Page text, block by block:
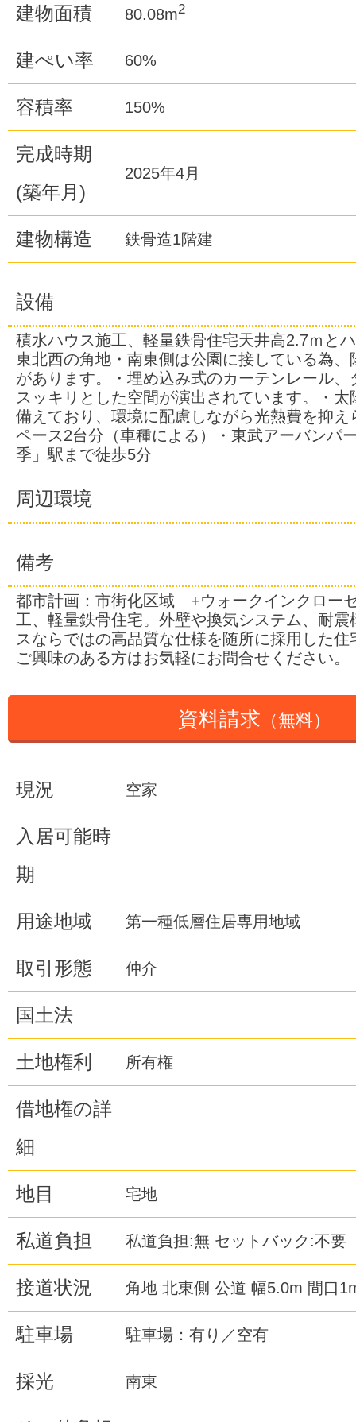
建物面積 80.08m2
建ぺい率 60%
容積率 150%
完成時期
(築年月)
2025年4月
建物構造 鉄骨造1階建
設備
積水ハウス施工、軽量鉄骨住宅天井高2.7ｍと
東北西の角地・南東側は公園に接している為、
があります。・埋め込み式のカーテンレール
スッキリとした空間が演出されています。・
備えており、環境に配慮しながら光熱費を抑え
ペース2台分（車種による）・東武アーバンパ
季」駅まで徒歩5分
周辺環境
備考
都市計画：市街化区域 +ウォークインクロー
工、軽量鉄骨住宅。外壁や換気システム、耐
スならではの高品質な仕様を随所に採用した
ご興味のある方はお気軽にお問合せください。
資料請求 （無料）
現況 空家
入居可能時
期
用途地域 第一種低層住居専用地域
取引形態 仲介
国土法
土地権利 所有権
借地権の詳
細
地目 宅地
私道負担 私道負担:無 セットバック:不要
接道状況 角地 北東側 公道 幅5.0m 間口
駐車場 駐車場：有り／空有
採光 南東